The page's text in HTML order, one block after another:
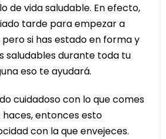
de vida saludable. En efecto,
tarde para empezar a
si has estado en forma y
saludables durante toda tu
eso te ayudará.
cuidadoso con lo que comes
haces, entonces esto
con la que envejeces.